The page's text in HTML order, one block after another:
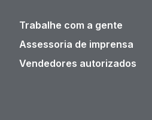
Trabalhe com a gente
Assessoria de imprensa
Vendedores autorizados